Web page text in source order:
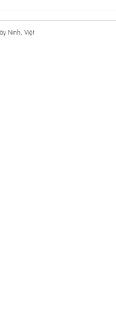
Ninh, Việt